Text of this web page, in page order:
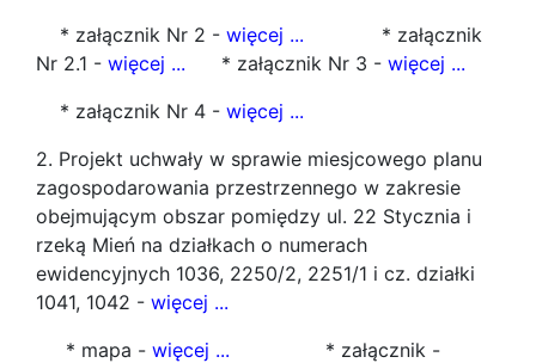
* załącznik Nr 2 - więcej ... * załącznik
Nr 2.1 - więcej ... * załącznik Nr 3 - więcej ...
* załącznik Nr 4 - więcej ...
2. Projekt uchwały w sprawie miesjcowego planu
zagospodarowania przestrzennego w zakresie
obejmującym obszar pomiędzy ul. 22 Stycznia i
rzeką Mień na działkach o numerach
ewidencyjnych 1036, 2250/2, 2251/1 i cz. działki
1041, 1042 - więcej ...
* mapa - więcej ... * załącznik -